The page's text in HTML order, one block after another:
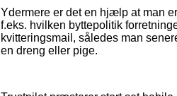
Ydermere er det en hjælp at man
f.eks. hvilken byttepolitik
kvitteringsmail, således man
en dreng eller pige.